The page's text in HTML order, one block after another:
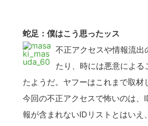
蛇足：僕はこう思ったッス
不正アクセスや情報流
たり、時には悪意によ
たようだ。ヤフーはこれまで取
今回の不正アクセスで怖いのは
報が含まれないIDリストとはいえ